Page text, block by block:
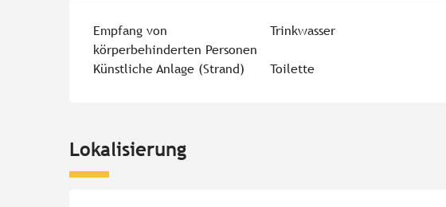
Empfang von
körperbehinderten Personen
Trinkwasser
Künstliche Anlage (Strand) Toilette
Lokalisierung